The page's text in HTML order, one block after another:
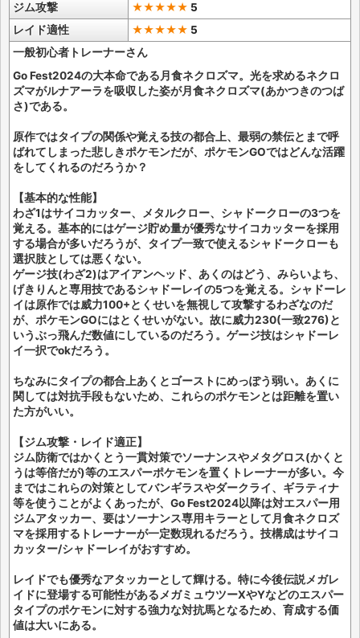
ジム攻撃 ★★★★★ 5
レイド適性
★★★★★ 5
一般初心者トレーナーさん
Go Fest2024の大本命である月食ネクロズマ。光を求めるネクロ
ズマがルナアーラを吸収した姿が月食ネクロズマ(あかつきのつば
さ)である。
原作ではタイプの関係や覚える技の都合上、最弱の禁伝とまで呼
ばれてしまった悲しきポケモンだが、ポケモンGOではどんな活躍
をしてくれるのだろうか？
【基本的な性能】
わざ1はサイコカッター、メタルクロー、シャドークローの3つを
覚える。基本的にはゲージ貯め量が優秀なサイコカッターを採用
する場合が多いだろうが、タイプ一致で使えるシャドークローも
選択肢としては悪くない。
ゲージ技(わざ2)はアイアンヘッド、あくのはどう、みらいよち、
げきりんと専用技であるシャドーレイの5つを覚える。シャドーレ
イは原作では威力100+とくせいを無視して攻撃するわざなのだ
が、ポケモンGOにはとくせいがない。故に威力230(一致276)と
いうぶっ飛んだ数値にしているのだろう。ゲージ技はシャドーレ
イ一択でokだろう。
ちなみにタイプの都合上あくとゴーストにめっぽう弱い。あくに
関しては対抗手段もないため、これらのポケモンとは距離を置い
た方がいい。
【ジム攻撃・レイド適正】
ジム防衛ではかくとう一貫対策でソーナンスやメタグロス(かくと
うは等倍だが)等のエスパーポケモンを置くトレーナーが多い。今
まではこれらの対策としてバンギラスやダークライ、ギラティナ
等を使うことがよくあったが、Go Fest2024以降は対エスパー用
ジムアタッカー、要はソーナンス専用キラーとして月食ネクロズ
マを採用するトレーナーが一定数現れるだろう。技構成はサイコ
カッター/シャドーレイがおすすめ。
レイドでも優秀なアタッカーとして輝ける。特に今後伝説メガレ
イドに登場する可能性があるメガミュウツーXやYなどのエスパー
タイプのポケモンに対する強力な対抗馬となるため、育成する価
値は大いにある。